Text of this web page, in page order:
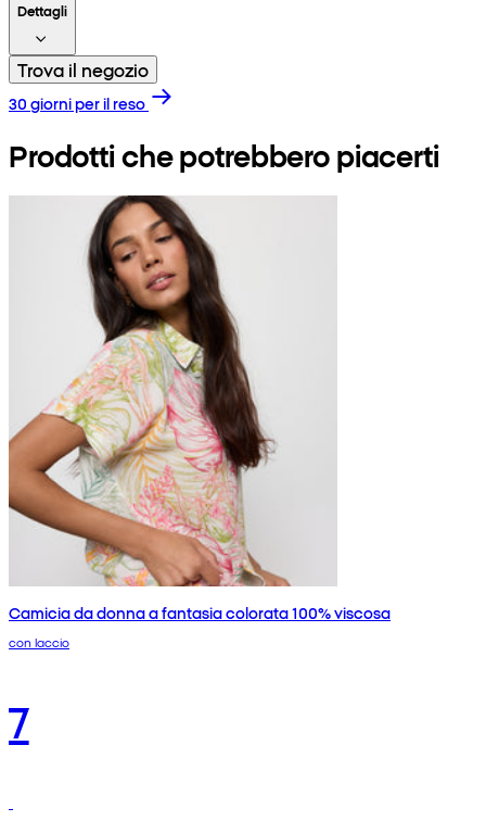
Dettagli
Trova il negozio
30 giorni per il reso
Prodotti che potrebbero piacerti
Camicia da donna a fantasia colorata 100% viscosa
con laccio
7